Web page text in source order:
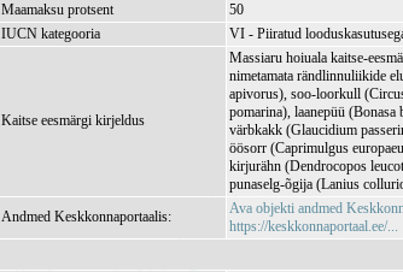
Maamaksu protsent
50
IUCN kategooria
VI - Piiratud
Kaitse eesmärgi kirjeldus
Massiaru hoiuala kaitse-
nimetamata rändlinnuliikide
apivorus), soo-loorkull
pomarina), laanepüü
värbkakk (Glaucidium
öösorr (Caprimulgus
kirjurähn (Dendrocopos
punaselg-õgija (Lanius
Andmed Keskkonnaportaalis:
Ava objekti andmed
https://keskkonnaportaal.ee/...